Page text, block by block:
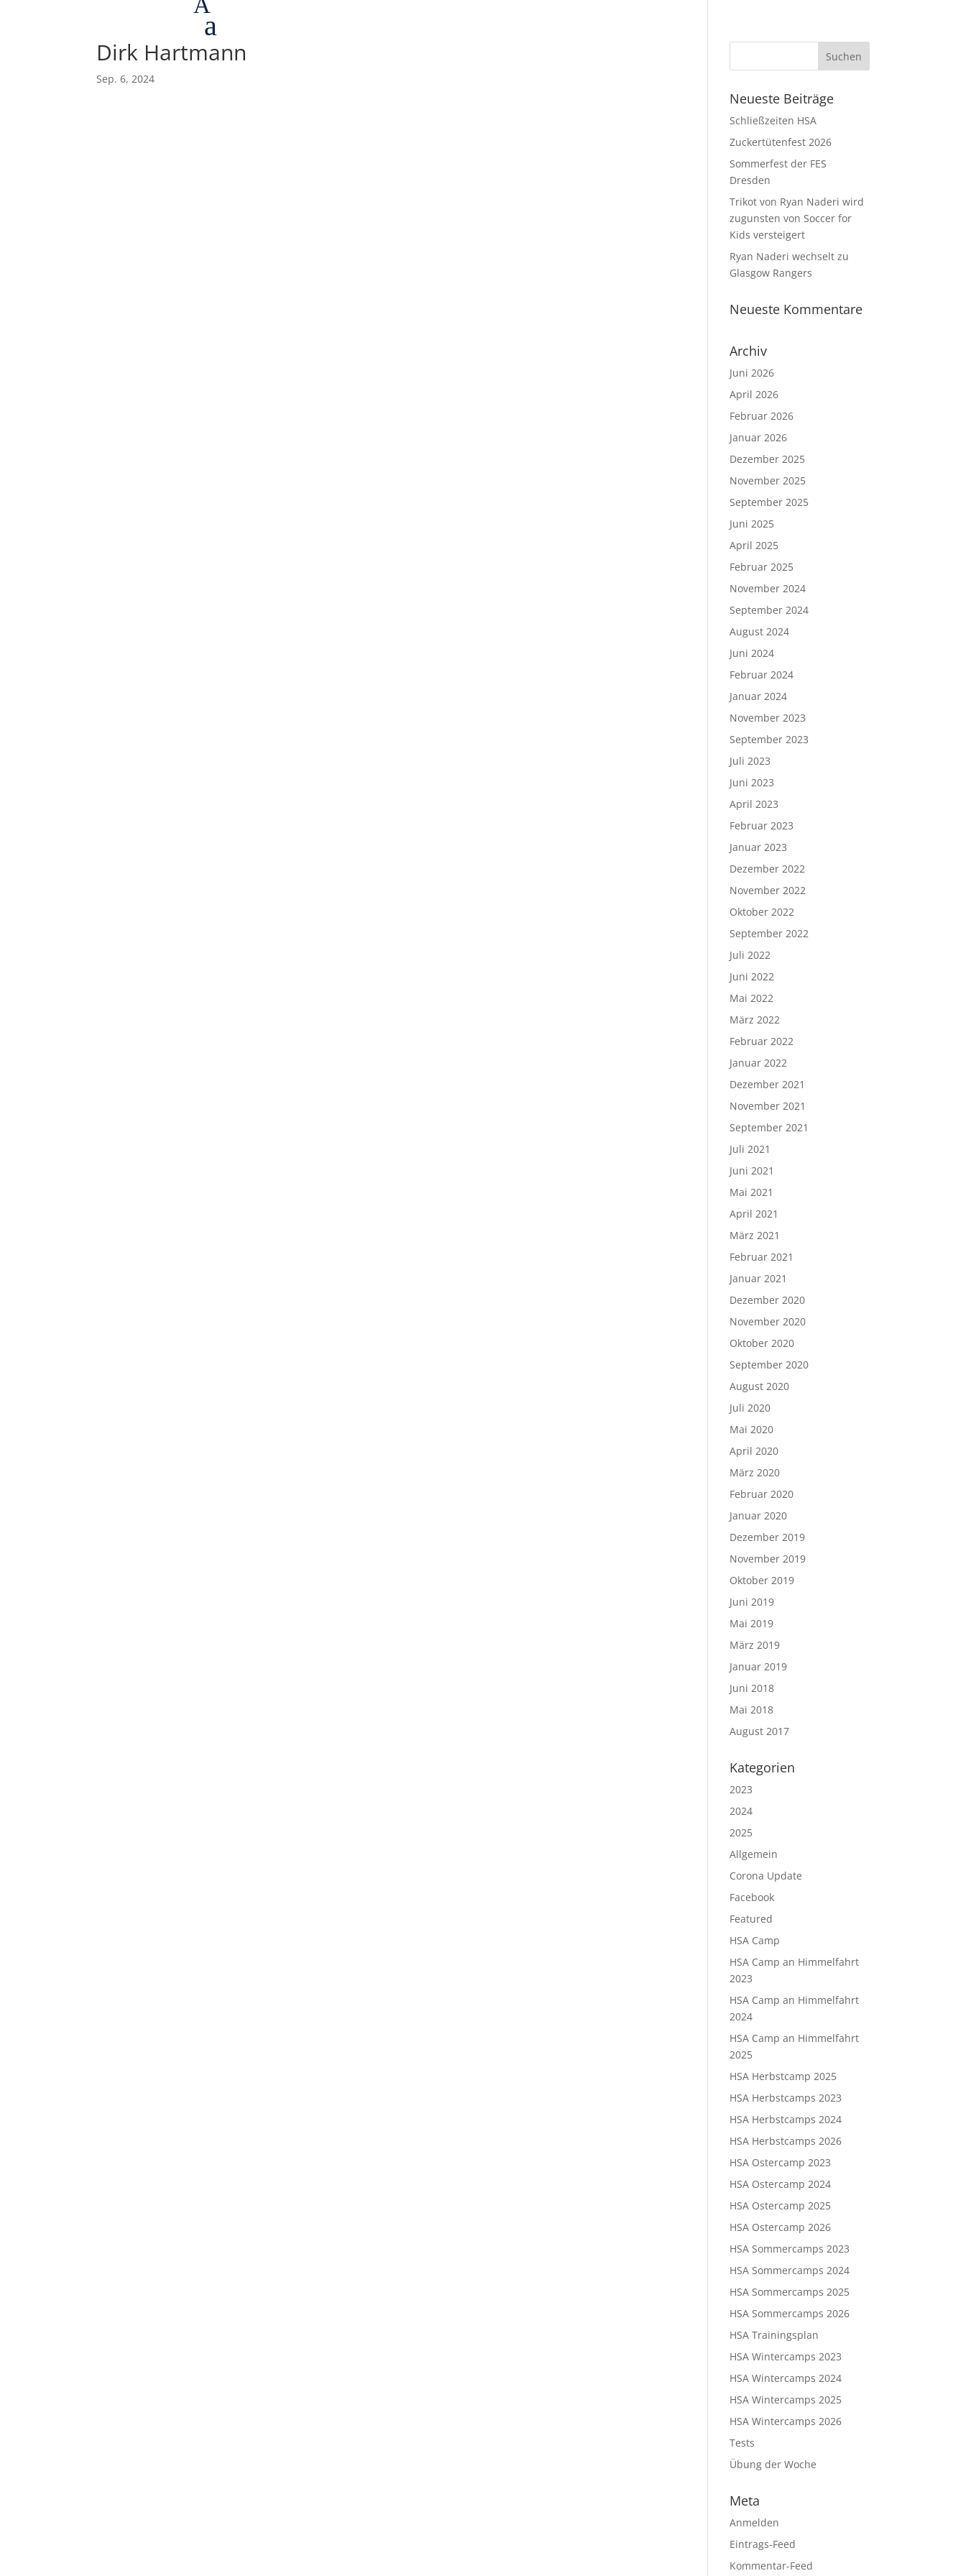
a
Dirk Hartmann
Sep. 6, 2024
Neueste Beiträge
Schließzeiten HSA
Zuckertütenfest 2026
Sommerfest der FES
Dresden
Trikot von Ryan Naderi wird
zugunsten von Soccer for
Kids versteigert
Ryan Naderi wechselt zu
Glasgow Rangers
Neueste Kommentare
Archiv
Juni 2026
April 2026
Februar 2026
Januar 2026
Dezember 2025
November 2025
September 2025
Juni 2025
April 2025
Februar 2025
November 2024
September 2024
August 2024
Juni 2024
Februar 2024
Januar 2024
November 2023
September 2023
Juli 2023
Juni 2023
April 2023
Februar 2023
Januar 2023
Dezember 2022
November 2022
Oktober 2022
September 2022
Juli 2022
Juni 2022
Mai 2022
März 2022
Februar 2022
Januar 2022
Dezember 2021
November 2021
September 2021
Juli 2021
Juni 2021
Mai 2021
April 2021
März 2021
Februar 2021
Januar 2021
Dezember 2020
November 2020
Oktober 2020
September 2020
August 2020
Juli 2020
Mai 2020
April 2020
März 2020
Februar 2020
Januar 2020
Dezember 2019
November 2019
Oktober 2019
Juni 2019
Mai 2019
März 2019
Januar 2019
Juni 2018
Mai 2018
August 2017
Kategorien
2023
2024
2025
Allgemein
Corona Update
Facebook
Featured
HSA Camp
HSA Camp an Himmelfahrt
2023
HSA Camp an Himmelfahrt
2024
HSA Camp an Himmelfahrt
2025
HSA Herbstcamp 2025
HSA Herbstcamps 2023
HSA Herbstcamps 2024
HSA Herbstcamps 2026
HSA Ostercamp 2023
HSA Ostercamp 2024
HSA Ostercamp 2025
HSA Ostercamp 2026
HSA Sommercamps 2023
HSA Sommercamps 2024
HSA Sommercamps 2025
HSA Sommercamps 2026
HSA Trainingsplan
HSA Wintercamps 2023
HSA Wintercamps 2024
HSA Wintercamps 2025
HSA Wintercamps 2026
Tests
Übung der Woche
Meta
Anmelden
Eintrags-Feed
Kommentar-Feed